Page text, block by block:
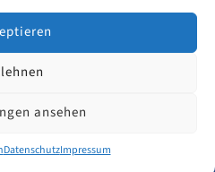
ansehen
DatenschutzImpressum